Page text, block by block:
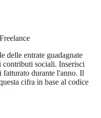
delle entrate guadagnate
contributi sociali. Inserisci
fatturato durante l'anno. Il
cifra in base al codice